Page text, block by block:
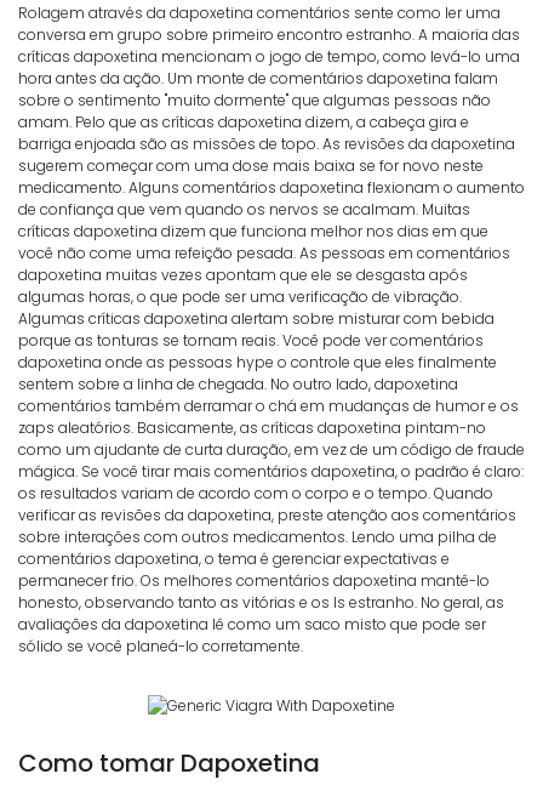
Rolagem através da dapoxetina comentários sente como ler uma
conversa em grupo sobre primeiro encontro estranho. A maioria das
críticas dapoxetina mencionam o jogo de tempo, como levá-lo uma
hora antes da ação. Um monte de comentários dapoxetina falam
sobre o sentimento "muito dormente" que algumas pessoas não
amam. Pelo que as críticas dapoxetina dizem, a cabeça gira e
barriga enjoada são as missões de topo. As revisões da dapoxetina
sugerem começar com uma dose mais baixa se for novo neste
medicamento. Alguns comentários dapoxetina flexionam o aumento
de confiança que vem quando os nervos se acalmam. Muitas
críticas dapoxetina dizem que funciona melhor nos dias em que
você não come uma refeição pesada. As pessoas em comentários
dapoxetina muitas vezes apontam que ele se desgasta após
algumas horas, o que pode ser uma verificação de vibração.
Algumas críticas dapoxetina alertam sobre misturar com bebida
porque as tonturas se tornam reais. Você pode ver comentários
dapoxetina onde as pessoas hype o controle que eles finalmente
sentem sobre a linha de chegada. No outro lado, dapoxetina
comentários também derramar o chá em mudanças de humor e os
zaps aleatórios. Basicamente, as críticas dapoxetina pintam-no
como um ajudante de curta duração, em vez de um código de fraude
mágica. Se você tirar mais comentários dapoxetina, o padrão é claro:
os resultados variam de acordo com o corpo e o tempo. Quando
verificar as revisões da dapoxetina, preste atenção aos comentários
sobre interações com outros medicamentos. Lendo uma pilha de
comentários dapoxetina, o tema é gerenciar expectativas e
permanecer frio. Os melhores comentários dapoxetina mantê-lo
honesto, observando tanto as vitórias e os ls estranho. No geral, as
avaliações da dapoxetina lê como um saco misto que pode ser
sólido se você planeá-lo corretamente.
Como tomar Dapoxetina